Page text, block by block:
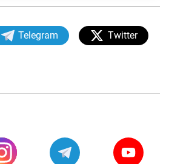
Telegram Twitter